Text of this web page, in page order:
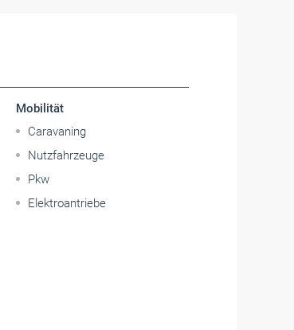
Mobilität
Caravaning
Nutzfahrzeuge
Pkw
Elektroantriebe